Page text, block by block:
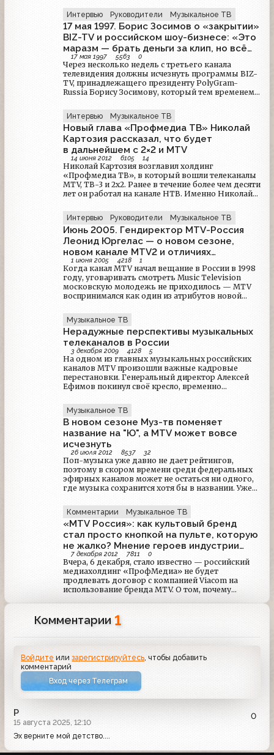
захватывающему приключению по миру
ностальгии и бесконечного детства…
продолжает переговоры с «Альфа-групп» о
приобретении принадлежащего консорциуму
канала «Муз-ТВ».
Интервью Руководители Музыкальное ТВ
17 мая 1997. Борис Зосимов о «закрытии»
BIZ-TV и российском шоу-бизнесе: «Это
маразм — брать деньги за клип, но всё
это кончится»
17 мая 1997 5563 0
Через несколько недель с третьего канала
телевидения должны исчезнуть программы BIZ-
TV, принадлежащего президенту PolyGram-
Russia Борису Зосимову, который тем временем
появившейся в FM-диапазоне. Об изменении
политики одного из крупнейших концернов в
российском шоу-бизнесе Борис Зосимов
рассказал обозревателю «Коммерсанта-Daily»
Илье Нагибину.
Интервью Музыкальное ТВ
Новый глава «Профмедиа ТВ» Николай
Картозия рассказал, что будет
в дальнейшем с 2×2 и MTV
14 июня 2012 6105 14
Николай Картозия возглавил холдинг
«Профмедиа ТВ», в который вошли телеканалы
MTV, ТВ-3 и 2x2. Ранее в течение более чем десяти
лет он работал на канале НТВ. Именно Николай
максимум» и «Центральное телевидение». В
интервью «Маркеру» он сообщил, что не
Интервью Руководители Музыкальное ТВ
Июнь 2005. Гендиректор MTV-Россия
Леонид Юргелас — о новом сезоне,
новом канале MTV2 и отличиях
российского MTV от зарубежных
1 июня 2005 4218 1
Когда канал MTV начал вещание в России в 1998
году, уговаривать смотреть Music Television
московскую молодежь не приходилось — MTV
воспринимался как один из атрибутов новой
телепроекту не было. За семь лет на
отечественном «голубом экране» многое
изменилось: появились развлекательные СТС и
ТНТ, а также Муз-ТВ. Чтобы выжить, MTV
начинает активную борьбу за зрителя и меняет
позиционирование.
Музыкальное ТВ
Нерадужные перспективы музыкальных
телеканалов в России
3 декабря 2009 4128 5
На одном из главных музыкальных российских
каналов MTV произошли важные кадровые
перестановки. Генеральный директор Алексей
Ефимов покинул своё кресло, временно
Саркисов, который совместит новую должность
с постом гендиректора телеканала «2х2».
Возможно ли в ближайшей перспективе
возвращение отечественного MTV к своим
истокам?
Музыкальное ТВ
В новом сезоне Муз-тв поменяет
название на "Ю", а MTV может вовсе
исчезнуть
26 июля 2012 8537 32
Поп-музыка уже давно не дает рейтингов,
поэтому в скором времени среди федеральных
эфирных каналов может не остаться ни одного,
где музыка сохранится хотя бы в названии. Уже
молодежный телеканал — "Ю". А в будущем году
из российского эфира может исчезнуть
Комментарии Музыкальное ТВ
«MTV Россия»: как культовый бренд
стал просто кнопкой на пульте, которую
не жалко? Мнение героев индустрии
развлечений нового поколения
7 декабря 2012 7811 0
Вчера, 6 декабря, стало известно — российский
медиахолдинг «ПрофМедиа» не будет
продлевать договор с компанией Viacom на
использование бренда MTV. О том, почему
попросил рассказать героя индустрии
развлечений нового поколения.
Комментарии 1
Войдите илизарегистрируйтесь, чтобы добавить
комментарий
Вход через Телеграм
Р
15 августа 2025, 12:10
0
Эх верните мой детство....